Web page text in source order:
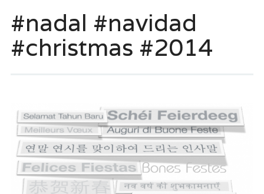
#nadal #navidad
#christmas #2014